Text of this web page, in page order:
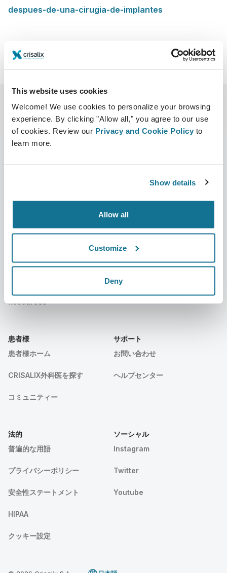
This website uses cookies
Welcome! We use cookies to personalize your browsing
experience. By clicking "Allow all," you agree to our use
of cookies. Review our Privacy and Cookie Policy to
learn more.
Show details
Allow all
Customize
Deny
despues-de-una-cirugia-de-implantes
ニュース
Resources
3Dビジネスプラットフォーム
サブスクリプションプラン
Customer Stories
患者様
患者様ホーム
CRISALIX外科医を探す
コミュニティー
サポート
お問い合わせ
ヘルプセンター
法的
普遍的な用語
プライバシーポリシー
安全性ステートメント
HIPAA
クッキー設定
ソーシャル
Instagram
Twitter
Youtube